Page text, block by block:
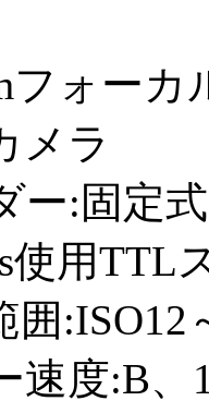
フォー
メラ
ー:固定
使用TTL
囲:ISO12
速度:B、